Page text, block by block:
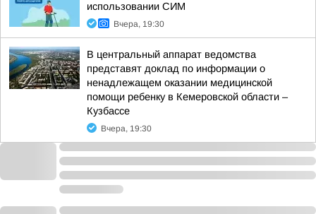
использовании СИМ
Вчера, 19:30
В центральный аппарат ведомства
представят доклад по информации о
ненадлежащем оказании медицинской
помощи ребенку в Кемеровской области –
Кузбассе
Вчера, 19:30